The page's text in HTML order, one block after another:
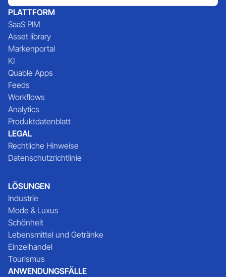
PLATTFORM
SaaS PIM
Asset library
Markenportal
KI
Quable Apps
Feeds
Workflows
Analytics
Produktdatenblatt
LEGAL
Rechtliche Hinweise
Datenschutzrichtlinie
LÖSUNGEN
Industrie
Mode & Luxus
Schönheit
Lebensmittel und Getränke
Einzelhandel
Tourismus
ANWENDUNGSFÄLLE